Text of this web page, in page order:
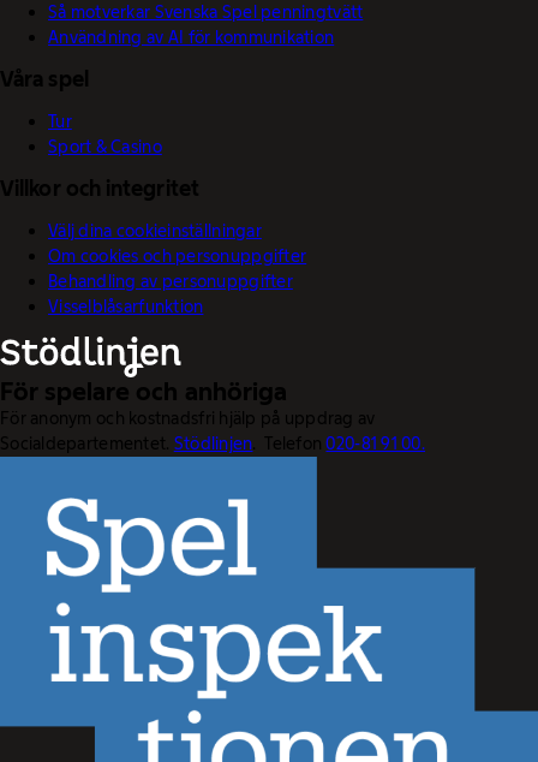
Så motverkar Svenska Spel penningtvätt
Användning av AI för kommunikation
Våra spel
Tur
Sport & Casino
Villkor och integritet
Välj dina cookieinställningar
Om cookies och personuppgifter
Behandling av personuppgifter
Visselblåsarfunktion
För spelare och anhöriga
För anonym och kostnadsfri hjälp på uppdrag av
Socialdepartementet. Stödlinjen. Telefon020-81 91 00.